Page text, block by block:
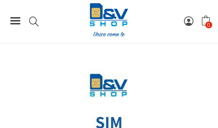
0
SIM Wind3 Numero Facile 389989999X Da Attivare